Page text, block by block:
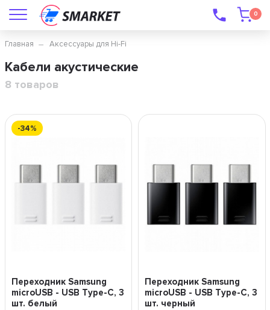
0
Главная Аксессуары для Hi-Fi
Кабели акустические
8 товаров
-34%
Переходник Samsung
microUSB - USB Type-C, 3
шт. белый
Переходник Samsung
microUSB - USB Type-C, 3
шт. черный